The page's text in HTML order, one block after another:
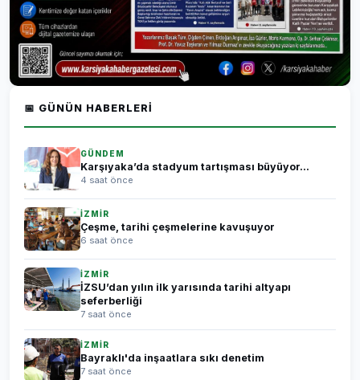
📅 GÜNÜN HABERLERI
GÜNDEM
Karşıyaka’da stadyum tartışması büyüyor...
4 saat önce
İZMİR
Çeşme, tarihi çeşmelerine kavuşuyor
6 saat önce
İZMİR
İZSU’dan yılın ilk yarısında tarihi altyapı
seferberliği
7 saat önce
İZMİR
Bayraklı'da inşaatlara sıkı denetim
7 saat önce